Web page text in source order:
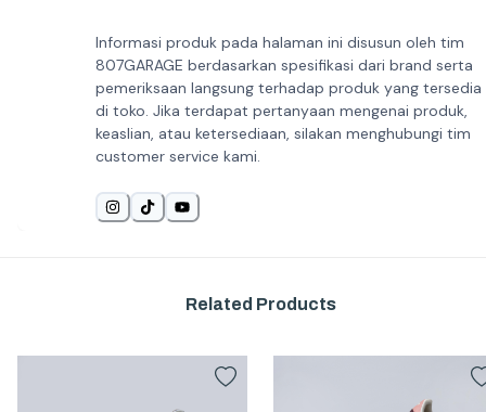
Informasi produk pada halaman ini disusun oleh tim
807GARAGE berdasarkan spesifikasi dari brand serta
pemeriksaan langsung terhadap produk yang tersedia
di toko. Jika terdapat pertanyaan mengenai produk,
keaslian, atau ketersediaan, silakan menghubungi tim
customer service kami.
Related Products